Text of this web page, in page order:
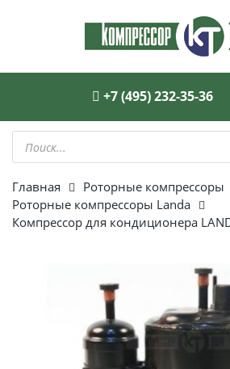
+7 (495) 232-35-36
Поиск
товаров
Главная
Роторные компрессоры
Роторные компрессоры Landa
Компрессор для кондиционера